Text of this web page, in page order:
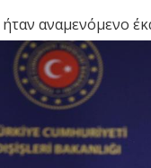
αναμενόμενο